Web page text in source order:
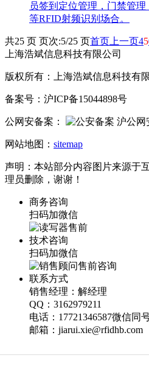
员签到定位管理，门禁管
等RFID射频识别场合。
共25 页 页次:5/25 页首页 上一页45
上海浩斌信息科技有限公司
版权所有：上海浩斌信息科技有
备案号：沪ICP备15044898号
公网安备案： 沪公网
网站地图： sitemap
声明：本站部分内容图片来源于
理员删除，谢谢！
商务咨询
扫码加微信
技术咨询
扫码加微信
联系方式
销售经理：解经理
QQ：3162979211
电话：17721346587微信同
邮箱：jiarui.xie@rfidhb.com